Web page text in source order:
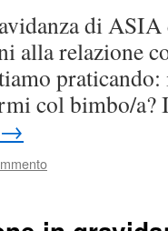
di ASIA
alla relazione
col bimbo/
→